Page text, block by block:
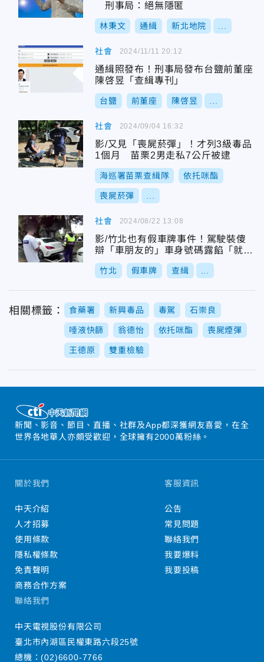
刑事局：絕無隱匿
林秉文 通緝 新北地院
社會
通緝照發布！刑事局發布台鹽前董座
陳啓昱「查緝專刊」
台鹽 前董座 陳啓昱
2024/11/11 20:12
社會
影/又見「喪屍菸彈」！才列3級毒品
1個月 苗栗2男走私7公斤被逮
海巡署苗栗查緝隊 依托咪酯
喪屍菸彈
2024/09/04 16:32
社會
影/竹北也有假車牌事件！駕駛裝傻
辯「車朋友的」車身號碼露餡「就你
的阿」
竹北 假車牌 查緝
2024/08/22 13:08
相關標籤： 食藥署 新興毒品 毒駕 石崇良
唾液快篩 翁德怡 依托咪酯 喪屍煙彈
王德原 雙重檢驗
新聞、影音、節目、直播、社群及App都深獲網友喜愛，在全
世界各地華人亦頗受歡迎，全球擁有2000萬粉絲。
關於我們
中天介紹
人才招募
使用條款
隱私權條款
免責聲明
商務合作方案
客服資訊
公告
常見問題
聯絡我們
我要爆料
我要投稿
聯絡我們
中天電視股份有限公司
臺北市內湖區民權東路六段25號
總機：(02)6600-7766